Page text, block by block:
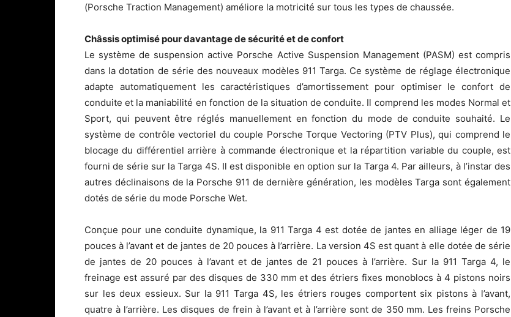
(Porsche Traction Management) améliore la motricité sur tous les types de chaussée.
Châssis optimisé pour davantage de sécurité et de confort
Le système de suspension active Porsche Active Suspension Management (PASM) est compris
dans la dotation de série des nouveaux modèles 911 Targa. Ce système de réglage électronique
adapte automatiquement les caractéristiques d’amortissement pour optimiser le confort de
conduite et la maniabilité en fonction de la situation de conduite. Il comprend les modes Normal et
Sport, qui peuvent être réglés manuellement en fonction du mode de conduite souhaité. Le
système de contrôle vectoriel du couple Porsche Torque Vectoring (PTV Plus), qui comprend le
blocage du différentiel arrière à commande électronique et la répartition variable du couple, est
fourni de série sur la Targa 4S. Il est disponible en option sur la Targa 4. Par ailleurs, à l’instar des
autres déclinaisons de la Porsche 911 de dernière génération, les modèles Targa sont également
dotés de série du mode Porsche Wet.
Conçue pour une conduite dynamique, la 911 Targa 4 est dotée de jantes en alliage léger de 19
pouces à l’avant et de jantes de 20 pouces à l’arrière. La version 4S est quant à elle dotée de série
de jantes de 20 pouces à l’avant et de jantes de 21 pouces à l’arrière. Sur la 911 Targa 4, le
freinage est assuré par des disques de 330 mm et des étriers fixes monoblocs à 4 pistons noirs
sur les deux essieux. Sur la 911 Targa 4S, les étriers rouges comportent six pistons à l’avant,
quatre à l’arrière. Les disques de frein à l’avant et à l’arrière sont de 350 mm. Les freins Porsche